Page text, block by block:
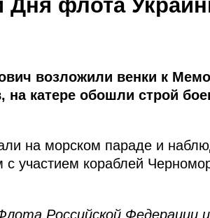
Дня флота
возложили венки к
на катере обошли строй
на морском параде и
участием кораблей
Российской Федерации